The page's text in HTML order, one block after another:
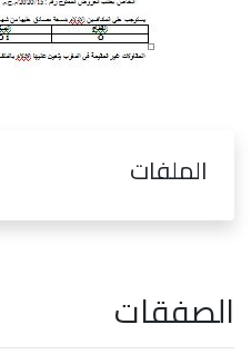
الملفات
الصفقات